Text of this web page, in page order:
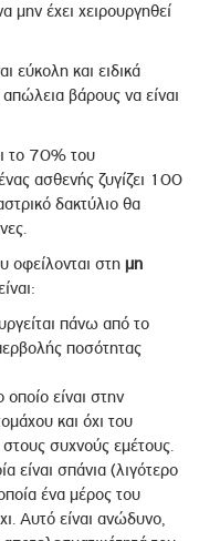
µην έχει χειρουργηθεί
εύκολη και ειδικά
βάρους να είναι
το 70% του
ασθενής ζυγίζει 100
δακτύλιο θα
οφείλονται στη µη
πάνω από το
ποσότητας
είναι στην
και όχι του
στους συχνούς εµέτους.
είναι σπάνια (λιγότερο
ένα µέρος του
Αυτό είναι ανώδυνο,